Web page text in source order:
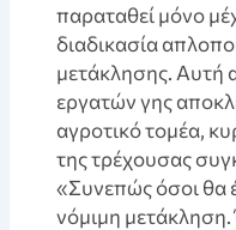
παραταθεί μόνο
διαδικασία
μετάκλησης. Αυτή
εργατών γης
αγροτικό τομέα,
της τρέχουσας
«Συνεπώς όσοι θα
νόμιμη